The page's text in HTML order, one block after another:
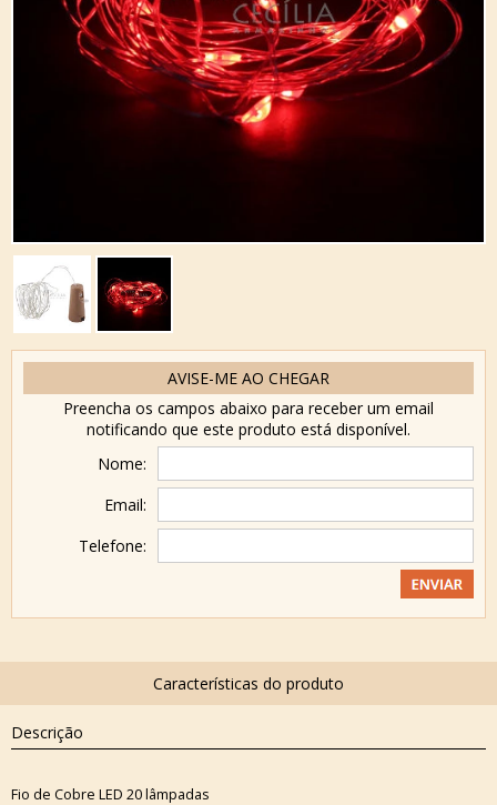
AVISE-ME AO CHEGAR
Preencha os campos abaixo para receber um email
notificando que este produto está disponível.
Nome:
Email:
Telefone:
Descrição
Fio de Cobre LED 20 lâmpadas